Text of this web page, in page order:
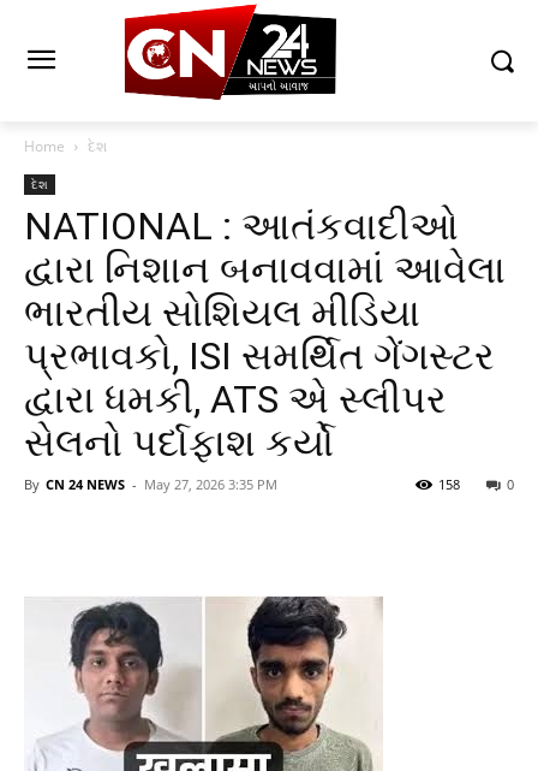
Home દેશ
દેશ
NATIONAL : આતંકવાદીઓ
દ્વારા નિશાન બનાવવામાં આવેલા
ભારતીય સોશિયલ મીડિયા
પ્રભાવકો, ISI સમર્થિત ગેંગસ્ટર
દ્વારા ધમકી, ATS એ સ્લીપર
સેલનો પર્દાફાશ કર્યો
By CN 24 NEWS - May 27, 2026 3:35 PM 0
158